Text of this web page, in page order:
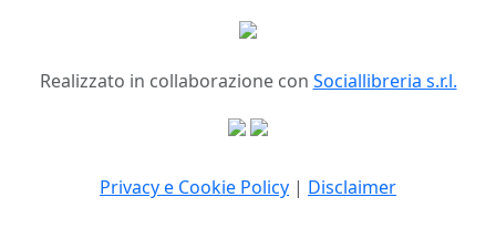
Realizzato in collaborazione con Sociallibreria s.r.l.
Privacy e Cookie Policy | Disclaimer